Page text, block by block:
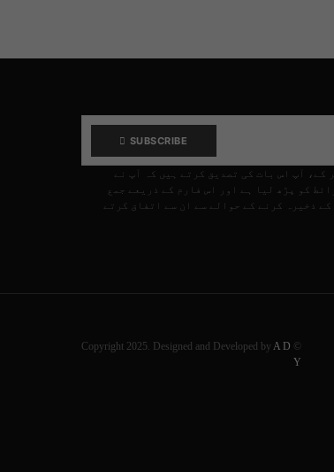
SUBSCRIBE
کے، آپ اس بات کی تصدیق کرتے ہیں کہ آپ نے
کو پڑھ لیا ہے اور اس فارم کے ذریعے جمع
ذخیرہ کرنے کے حوالے سے ان سے اتفاق کرتے
© Copyright 2025. Designed and Developed by
A D
Y